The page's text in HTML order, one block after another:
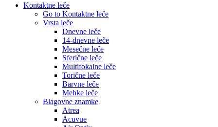
Kontaktne leče
Go to Kontaktne leče
Vrsta leče
Dnevne leče
14-dnevne leče
Mesečne leče
Sferične leče
Multifokalne leče
Torične leče
Barvne leče
Mehke leče
Blagovne znamke
Atrea
Acuvue